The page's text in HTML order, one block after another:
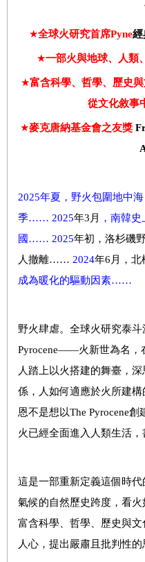
★全球火研究首席Pyne經
★一部火與地球、 人類
★富含科學、哲學、歷史
從文化敘事
★麥克唐納基金會之友獎
2025年夏，野火包圍地中
季…… 2025年3月 ， 南韓史
國 …… 2025年初，洛杉磯
人撤離…… 2024年6月，北
成為暖化的驅動因素……
野火肆虐。全球火研究泰
Pyrocene——火新世為名，
人踏上以火搭建的舞臺，
係，人如何適應於火所建
恩不是想以The Pyrocene
火已經全面進入人類生活，
這是一部重新定義這個時代
氣候的自然歷史跨度，看火
富含科學、哲學、歷史與
人心，提出嚴肅且批判性